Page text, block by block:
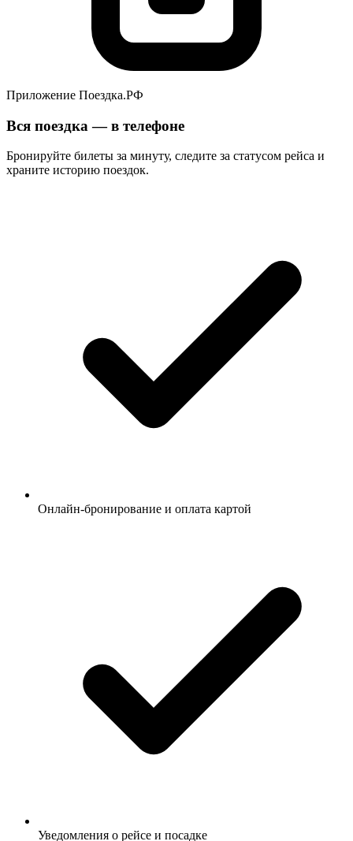
Приложение Поездка.РФ
Вся поездка — в телефоне
Бронируйте билеты за минуту, следите за статусом рейса и
храните историю поездок.
Онлайн-бронирование и оплата картой
Уведомления о рейсе и посадке